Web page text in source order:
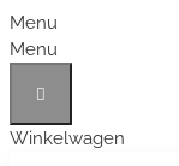
Menu
Menu
Winkelwagen